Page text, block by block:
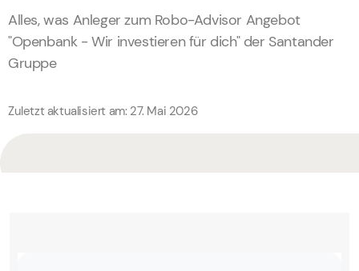
Alles, was Anleger zum Robo-Advisor Angebot
"Openbank - Wir investieren für dich" der Santander
Gruppe
Zuletzt aktualisiert am: 27. Mai 2026